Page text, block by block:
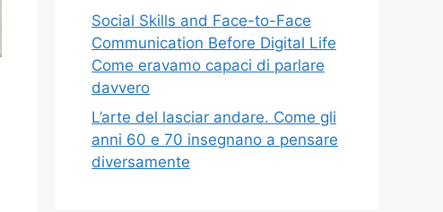
Social Skills and Face-to-Face
Communication Before Digital Life
Come eravamo capaci di parlare
davvero
L’arte del lasciar andare. Come gli
anni 60 e 70 insegnano a pensare
diversamente